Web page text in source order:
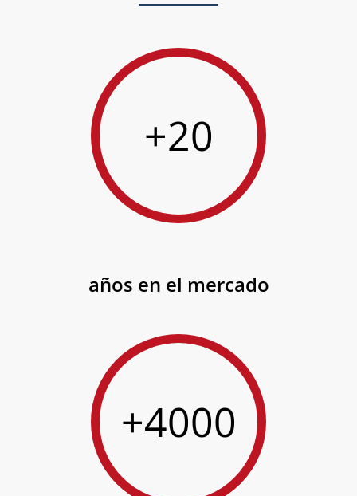
+20
años en el mercado
+4000